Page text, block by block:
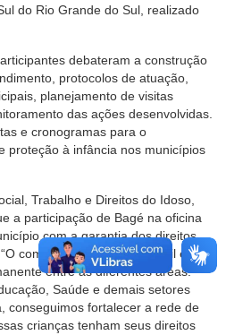
do Rio Grande do Sul, realizado
debateram a construção
protocolos de atuação,
planejamento de visitas
das ações desenvolvidas.
e cronogramas para o
proteção à infância nos municípios
Trabalho e Direitos do Idoso,
a participação de Bagé na oficina
com a garantia dos direitos
combate ao trabalho infantil exige
entre as diferentes áreas.
Saúde e demais setores
conseguimos fortalecer a rede de
crianças tenham seus direitos